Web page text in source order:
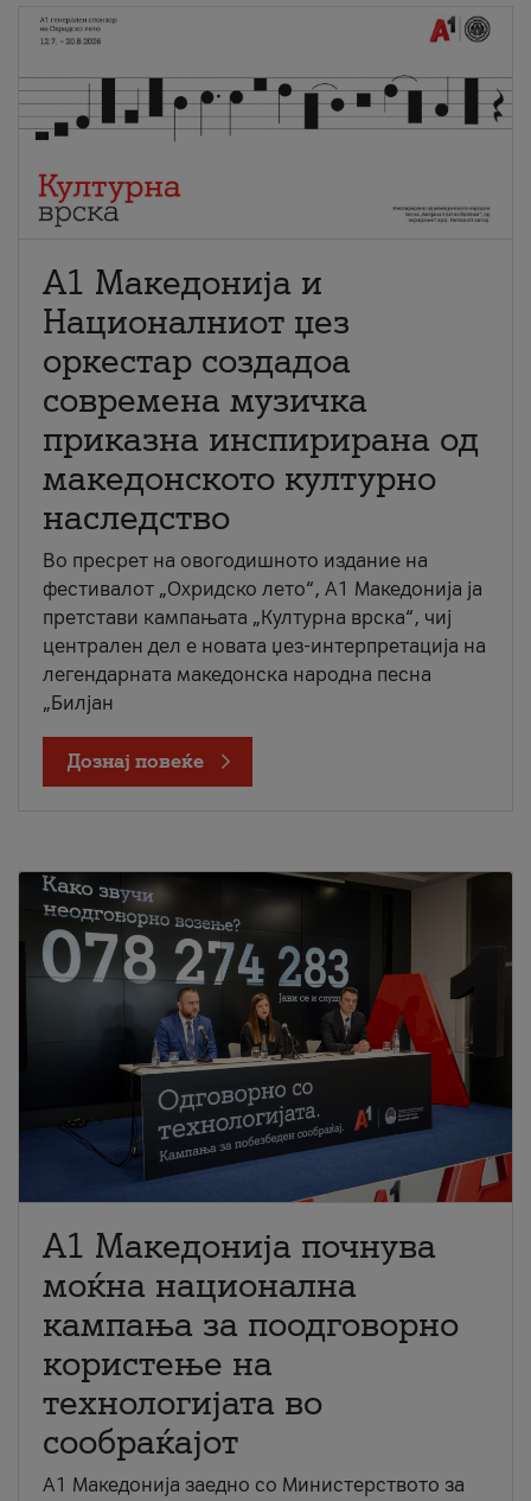
А1 Македонија и
Националниот џез
оркестар создадоа
современа музичка
приказна инспирирана од
македонското културно
наследство
Во пресрет на овогодишното издание на
фестивалот „Охридско лето“, А1 Македонија ја
претстави кампањата „Културна врска“, чиј
централен дел е новата џез-интерпретација на
легендарната македонска народна песна
„Билјан
Дознај повеќе
A1 Македонија почнува
моќна национална
кампања за поодговорно
користење на
технологијата во
сообраќајот
A1 Македонија заедно со Министерството за